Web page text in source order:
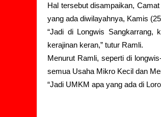
Hal tersebut disampaikan,
yang ada diwilayahnya, Kamis
“Jadi di Longwis Sangkarrang,
kerajinan keran,” tutur Ramli.
Menurut Ramli, seperti di
semua Usaha Mikro Kecil dan
“Jadi UMKM apa yang ada di